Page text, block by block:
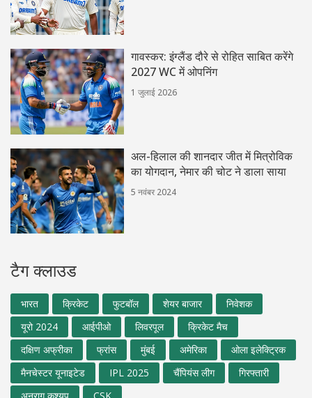
गावस्कर: इंग्लैंड दौरे से रोहित साबित करेंगे
2027 WC में ओपनिंग
1 जुलाई 2026
अल-हिलाल की शानदार जीत में मित्रोविक
का योगदान, नेमार की चोट ने डाला साया
5 नवंबर 2024
टैग क्लाउड
भारत क्रिकेट फुटबॉल शेयर बाजार
निवेशक
यूरो 2024
आईपीओ लिवरपूल
क्रिकेट मैच
दक्षिण अफ्रीका
फ्रांस मुंबई अमेरिका
ओला इलेक्ट्रिक
मैनचेस्टर यूनाइटेड
IPL 2025 चैंपियंस लीग
गिरफ्तारी